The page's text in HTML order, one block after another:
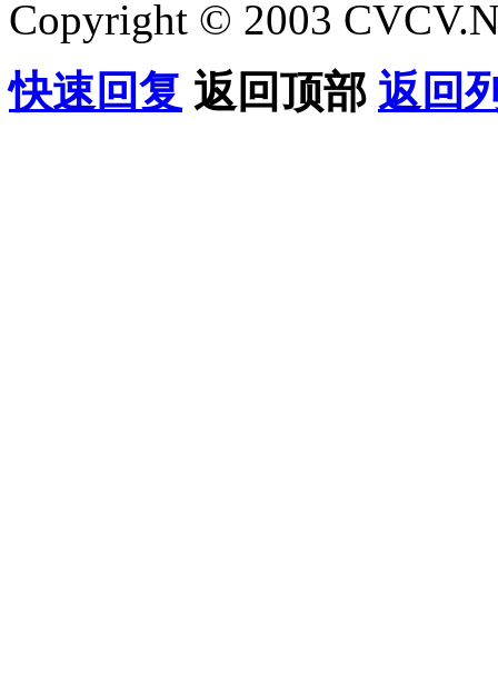
Copyright © 2003
快速回复 返回顶部 返回